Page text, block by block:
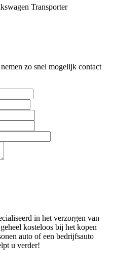
Transporter
zo snel mogelijk contact
in het verzorgen van
kosteloos bij het kopen
auto of een bedrijfsauto
u verder!